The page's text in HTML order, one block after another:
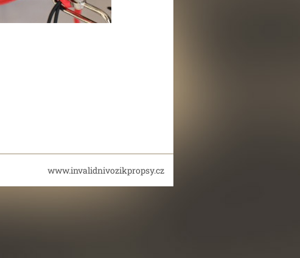
www.invalidnivozikpropsy.cz